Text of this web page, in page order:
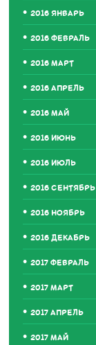
2016 ЯНВАРЬ
2016 ФЕВРАЛЬ
2016 МАРТ
2016 АПРЕЛЬ
2016 МАЙ
2016 ИЮНЬ
2016 ИЮЛЬ
2016 СЕНТЯБРЬ
2016 НОЯБРЬ
2016 ДЕКАБРЬ
2017 ФЕВРАЛЬ
2017 МАРТ
2017 АПРЕЛЬ
2017 МАЙ